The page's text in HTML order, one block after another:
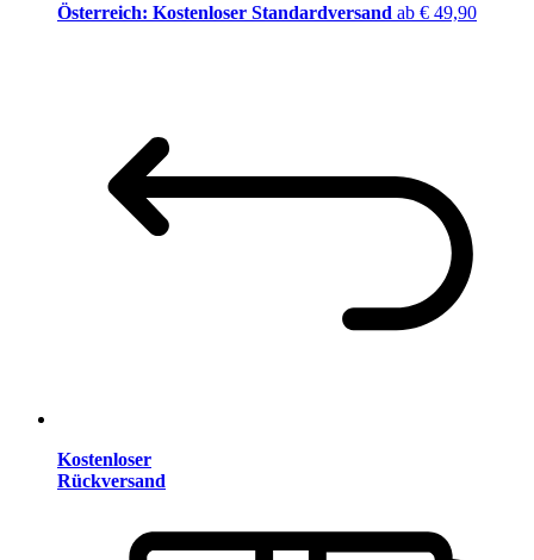
Österreich: Kostenloser Standardversand ab € 49,90
Kostenloser
Rückversand